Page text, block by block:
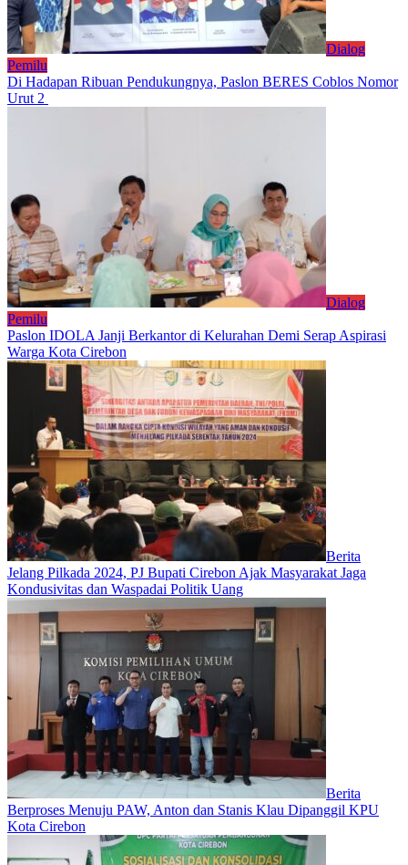
Dialog
Pemilu
Di Hadapan Ribuan Pendukungnya, Paslon BERES Coblos Nomor
Urut 2
Dialog
Pemilu
Paslon IDOLA Janji Berkantor di Kelurahan Demi Serap Aspirasi
Warga Kota Cirebon
Berita
Jelang Pilkada 2024, PJ Bupati Cirebon Ajak Masyarakat Jaga
Kondusivitas dan Waspadai Politik Uang
Berita
Berproses Menuju PAW, Anton dan Stanis Klau Dipanggil KPU
Kota Cirebon